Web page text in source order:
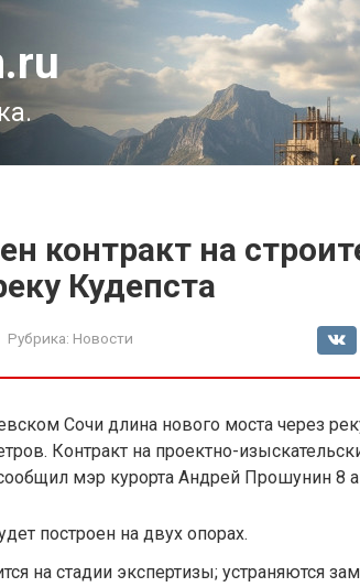
контракт на
Кудепста
Рубрика: Новости
Сочи длина нового моста через
Контракт на проектно-
мэр курорта Андрей Прошунин 8
построен на двух опорах.
на стадии экспертизы; устраняются